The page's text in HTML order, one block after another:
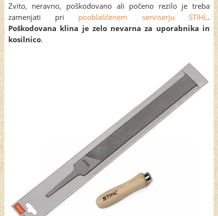
Zvito, neravno, poškodovano ali počeno rezilo je treba
zamenjati pri pooblaščenem serviserju STIHL.
Poškodovana klina je zelo nevarna za uporabnika in
kosilnico.